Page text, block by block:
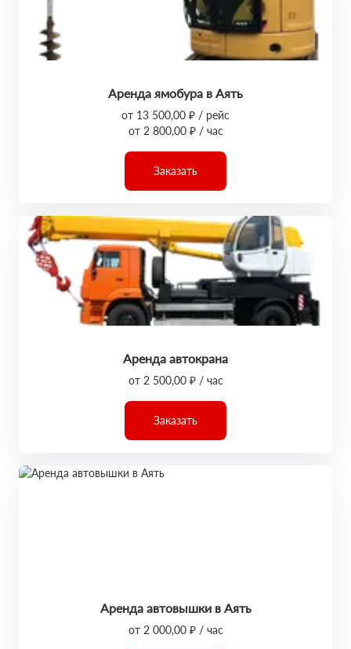
Аренда ямобура в Аять
от 13 500,00 ₽ / рейс
от 2 800,00 ₽ / час
Заказать
Аренда автокрана
от 2 500,00 ₽ / час
Заказать
Аренда автовышки в Аять
от 2 000,00 ₽ / час